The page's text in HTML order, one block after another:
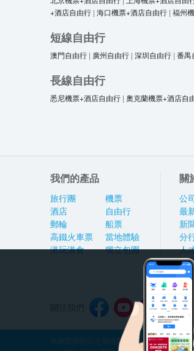
+酒店自由行 | 海口機票+酒店自由行 | 福州
短線自由行
澳門自由行 | 廣州自由行 | 深圳自由行 | 番禺
長線自由行
悉尼機票+酒店自由行 | 奧克蘭機票+酒店自
我們的產品
旅行團
酒店
郵輪
高鐵火車票
港玩港食
機票
自由行
船票
當地體驗
獨立包團
關
公
最
新
分
人
私
本網頁所顯示之價格因應產品種類及出發